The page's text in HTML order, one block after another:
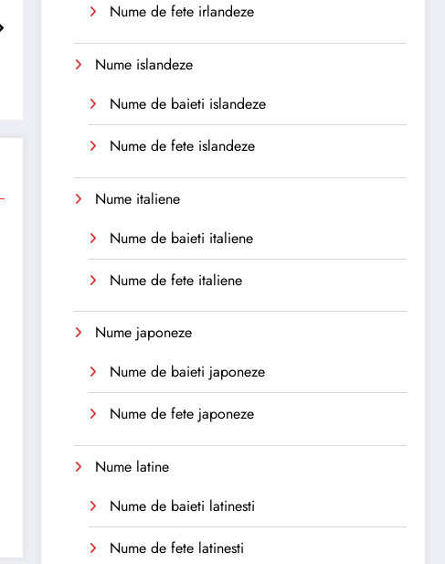
Nume de fete irlandeze
Nume islandeze
Nume de baieti islandeze
Nume de fete islandeze
Nume italiene
Nume de baieti italiene
Nume de fete italiene
Nume japoneze
Nume de baieti japoneze
Nume de fete japoneze
Nume latine
Nume de baieti latinesti
Nume de fete latinesti